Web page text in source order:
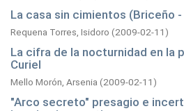
La casa sin cimientos (Briceño
Requena Torres, Isidoro (2009-02-11)
La cifra de la nocturnidad en la
Curiel
Mello Morón, Arsenia (2009-02-11)
"Arco secreto" presagio e